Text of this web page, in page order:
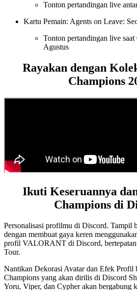
Tonton pertandingan live
Kartu Pemain: Agents on Leave:
Tonton pertandingan live
Agustus
Rayakan dengan
Champions
Ikuti Keseruannya
Champions di
Personalisasi profilmu di Discord. Tampil
dengan membuat gaya keren
profil VALORANT di Discord, bertepatan
Tour.
Nantikan Dekorasi Avatar dan Efek
Champions yang akan dirilis di Discord
Yoru, Viper, dan Cypher akan bergabung